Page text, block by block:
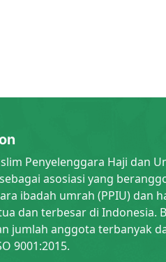
Penyelenggara Haji dan
asosiasi yang
ibadah umrah (PPIU) dan
dan terbesar di Indonesia.
jumlah anggota terbanyak
9001:2015.